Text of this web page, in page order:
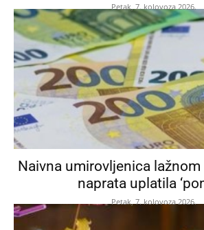
Petak, 7. kolovoza 2026.
Naivna umirovljenica
naprata uplatila
Petak, 7. kolovoza 2026.